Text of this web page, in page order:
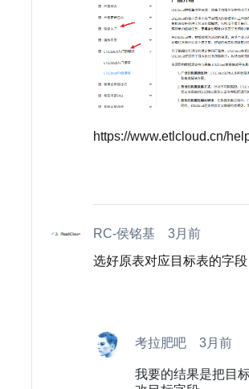
https://www.etlcloud.cn/
RC-侯铭基
3月前
选好原表对应目标表的字
考拉肥吧 3月前
我要的结果是把目